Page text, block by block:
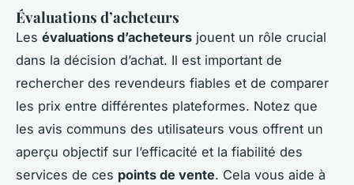
Évaluations d’acheteurs
Les évaluations d’acheteurs jouent un rôle crucial
dans la décision d’achat. Il est important de
rechercher des revendeurs fiables et de comparer
les prix entre différentes plateformes. Notez que
les avis communs des utilisateurs vous offrent un
aperçu objectif sur l’efficacité et la fiabilité des
services de ces points de vente. Cela vous aide à